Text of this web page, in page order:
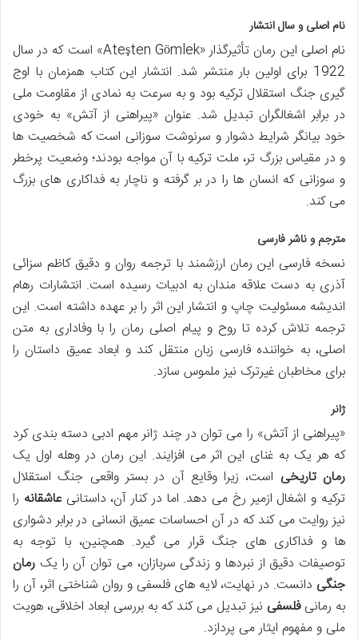
نام اصلی و سال انتشار
نام اصلی این رمان تأثیرگذار «Ateşten Gömlek» است که در سال
1922 برای اولین بار منتشر شد. انتشار این کتاب همزمان با اوج
گیری جنگ استقلال ترکیه بود و به سرعت به نمادی از مقاومت ملی
در برابر اشغالگران تبدیل شد. عنوان «پیراهنی از آتش» به خودی
خود بیانگر شرایط دشوار و سرنوشت سوزانی است که شخصیت ها
و در مقیاس بزرگ تر، ملت ترکیه با آن مواجه بودند؛ وضعیت پرخطر
و سوزانی که انسان ها را در بر گرفته و ناچار به فداکاری های بزرگ
می کند.
مترجم و ناشر فارسی
نسخه فارسی این رمان ارزشمند با ترجمه روان و دقیق کاظم سزائی
آذری به دست علاقه مندان به ادبیات رسیده است. انتشارات رهام
اندیشه مسئولیت چاپ و انتشار این اثر را بر عهده داشته است. این
ترجمه تلاش کرده تا روح و پیام اصلی رمان را با وفاداری به متن
اصلی، به خواننده فارسی زبان منتقل کند و ابعاد عمیق داستان را
برای مخاطبان غیرترک نیز ملموس سازد.
ژانر
«پیراهنی از آتش» را می توان در چند ژانر مهم ادبی دسته بندی کرد
که هر یک به غنای این اثر می افزایند. این رمان در وهله اول یک
رمان تاریخی است، زیرا وقایع آن در بستر واقعی جنگ استقلال
ترکیه و اشغال ازمیر رخ می دهد. اما در کنار آن، داستانیعاشقانه را
نیز روایت می کند که در آن احساسات عمیق انسانی در برابر دشواری
ها و فداکاری های جنگ قرار می گیرد. همچنین، با توجه به
توصیفات دقیق از نبردها و زندگی سربازان، می توان آن را یک رمان
جنگی دانست. در نهایت، لایه های فلسفی و روان شناختی اثر، آن را
به رمانیفلسفی نیز تبدیل می کند که به بررسی ابعاد اخلاقی، هویت
ملی و مفهوم ایثار می پردازد.